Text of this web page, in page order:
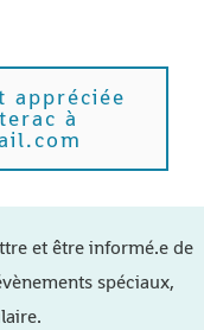
appréciée
à
et être informé.e de
spéciaux,